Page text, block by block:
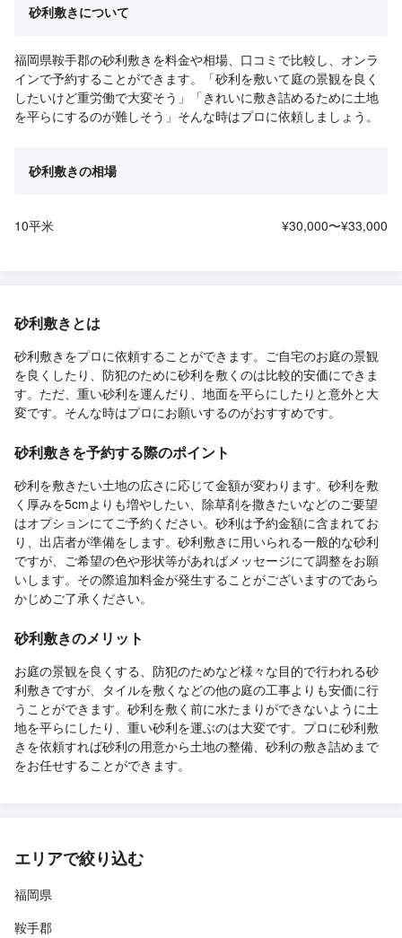
砂利敷きについて
福岡県鞍手郡の砂利敷きを料金や相場、口コミで比較し、オンラ
インで予約することができます。「砂利を敷いて庭の景観を良く
したいけど重労働で大変そう」「きれいに敷き詰めるために土地
を平らにするのが難しそう」そんな時はプロに依頼しましょう。
砂利敷きの相場
10平米 ¥30,000〜¥33,000
砂利敷きとは
砂利敷きをプロに依頼することができます。ご自宅のお庭の景観
を良くしたり、防犯のために砂利を敷くのは比較的安価にできま
す。ただ、重い砂利を運んだり、地面を平らにしたりと意外と大
変です。そんな時はプロにお願いするのがおすすめです。
砂利敷きを予約する際のポイント
砂利を敷きたい土地の広さに応じて金額が変わります。砂利を敷
く厚みを5cmよりも増やしたい、除草剤を撒きたいなどのご要望
はオプションにてご予約ください。砂利は予約金額に含まれてお
り、出店者が準備をします。砂利敷きに用いられる一般的な砂利
ですが、ご希望の色や形状等があればメッセージにて調整をお願
いします。その際追加料金が発生することがございますのであら
かじめご了承ください。
砂利敷きのメリット
お庭の景観を良くする、防犯のためなど様々な目的で行われる砂
利敷きですが、タイルを敷くなどの他の庭の工事よりも安価に行
うことができます。砂利を敷く前に水たまりができないように土
地を平らにしたり、重い砂利を運ぶのは大変です。プロに砂利敷
きを依頼すれば砂利の用意から土地の整備、砂利の敷き詰めまで
をお任せすることができます。
エリアで絞り込む
福岡県
鞍手郡